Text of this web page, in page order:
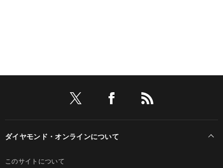
ダイヤモンド・オンラインについて
このサイトについて